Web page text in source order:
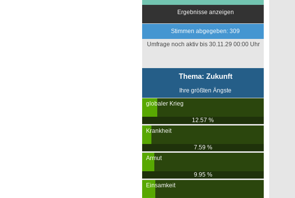
Ergebnisse anzeigen
Stimmen abgegeben: 309
Umfrage noch aktiv bis 30.11.29 00:00 Uhr
Thema: Zukunft
Ihre größten Ängste
globaler Krieg
12.57 %
Krankheit
7.59 %
Armut
9.95 %
Einsamkeit